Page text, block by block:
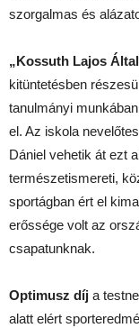
szorgalmas és
„Kossuth Lajos
kitüntetésben
tanulmányi
el. Az iskola
Dániel vehetik át ezt
természetismereti,
sportágban ért el
erőssége volt az
csapatunknak.
Optimusz díj a
alatt elért